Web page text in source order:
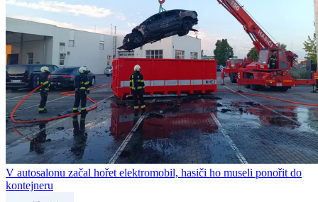
V autosalonu začal hořet elektromobil, hasiči ho museli ponořit do
kontejneru